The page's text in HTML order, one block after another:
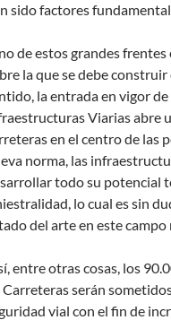
sido factores
de estos grandes
la que se debe
la entrada en vigor
Viarias abre
en el centro de las
norma, las
todo su potencial
lo cual es sin
del arte en este campo
entre otras cosas, los
Carreteras serán
vial con el fin de